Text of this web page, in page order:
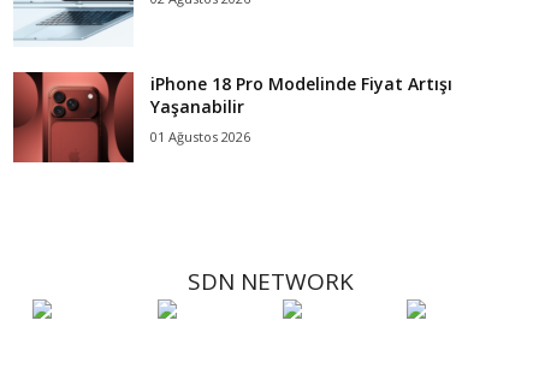
iPhone 18 Pro Modelinde Fiyat Artışı
Yaşanabilir
01 Ağustos 2026
SDN NETWORK